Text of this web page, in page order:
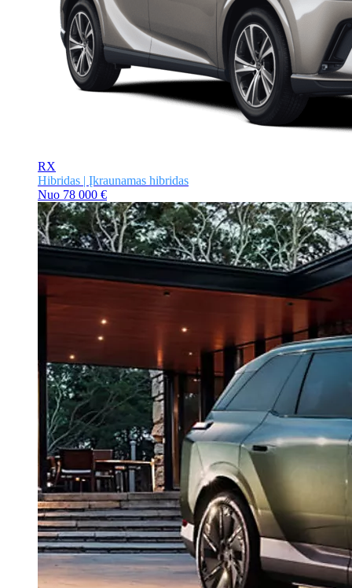
RX
Hibridas | Įkraunamas hibridas
Nuo 78 000 €